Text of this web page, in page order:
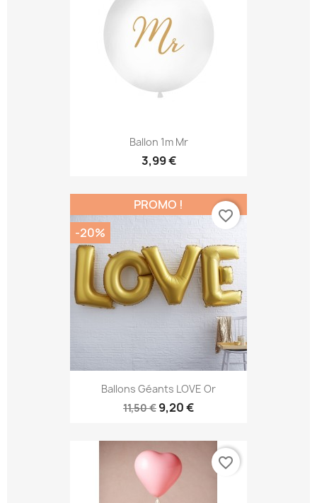
Ballon 1m Mr
3,99 €
Ballons Géants LOVE Or
11,50 € 9,20 €
PROMO !
-20%
favorite_border
favorite_border